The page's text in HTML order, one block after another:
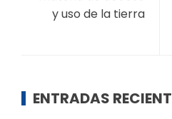
y uso de la tierra
ENTRADAS